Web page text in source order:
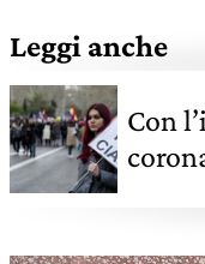
Leggi anche
Con